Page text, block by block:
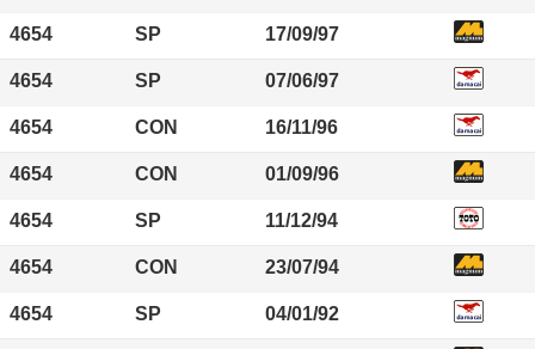
4654 SP 17/09/97
4654 SP 07/06/97
4654 CON 16/11/96
4654 CON 01/09/96
4654 SP 11/12/94
4654 CON 23/07/94
4654 SP 04/01/92